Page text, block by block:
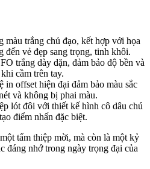
màu trắng chủ đạo, kết hợp với họa
đến vẻ đẹp sang trọng, tinh khôi.
trắng dày dặn, đảm bảo độ bền và
cầm trên tay.
in offset hiện đại đảm bảo màu sắc
và không bị phai màu.
lót đôi với thiết kế hình cô dâu chú
điểm nhấn đặc biệt.
tấm thiệp mời, mà còn là một kỷ
đáng nhớ trong ngày trọng đại của